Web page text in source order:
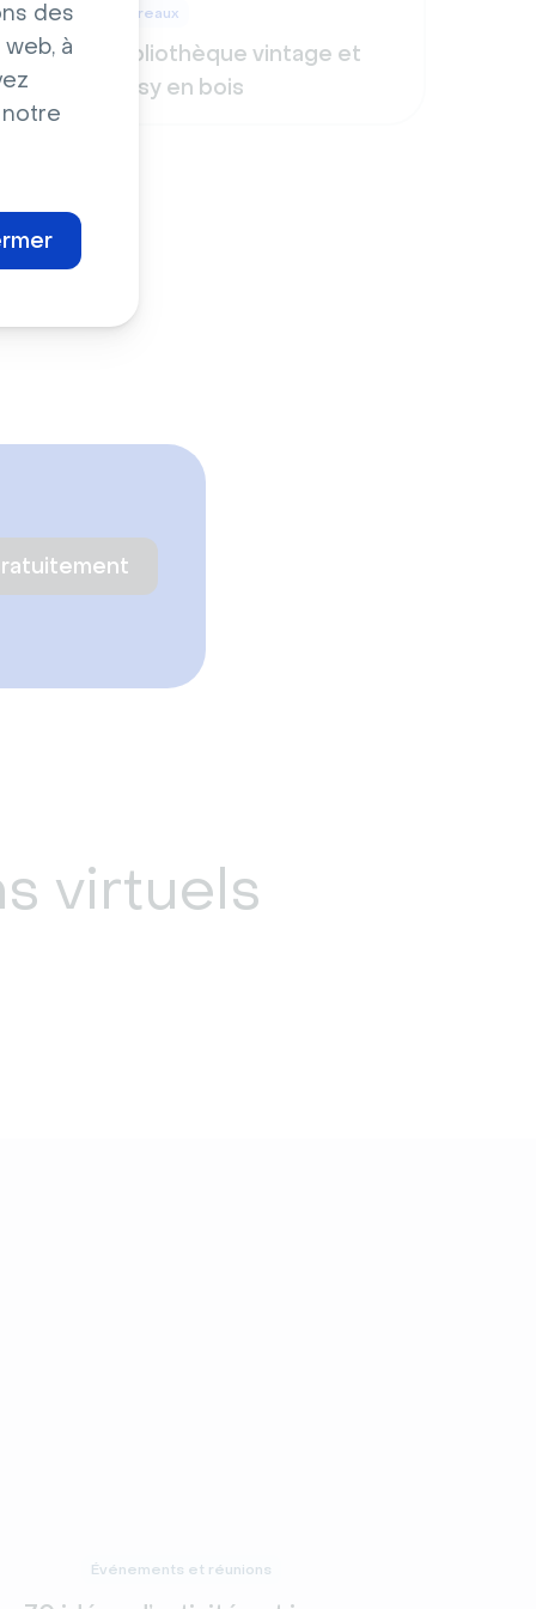
des
à
Bureaux
Bibliothèque vintage et
cosy en bois
virtuels
Événements et réunions